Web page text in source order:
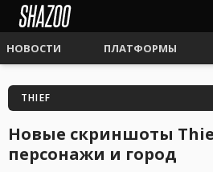
НОВОСТИ ПЛАТФОРМЫ
THIEF
Новые скриншоты
персонажи и город